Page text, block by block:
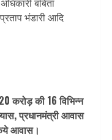
बबिता
भंडारी आदि
करोड़ की 16 विभिन्न
प्रधानमंत्री आवास
आवास।